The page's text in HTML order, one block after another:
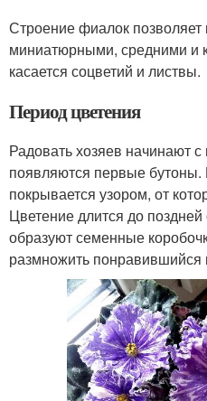
Строение фиалок
миниатюрными, средними и
касается соцветий и листвы.
Период цветения
Радовать хозяев начинают
появляются первые
покрывается узором, от
Цветение длится до
образуют семенные
размножить понравившийся